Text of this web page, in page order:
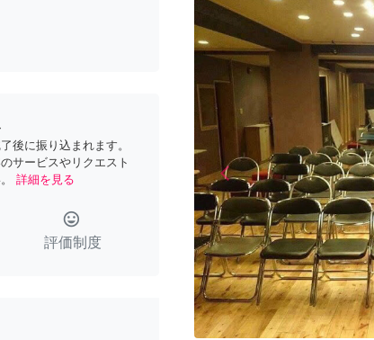
後に振り込まれます。
サービスやリクエスト
詳細を見る
tag_faces
評価制度
arrow_back_iosPrevious